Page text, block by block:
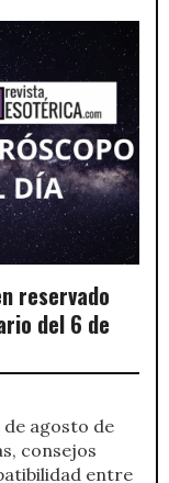
reservado
del 6 de
agosto de
consejos
entre